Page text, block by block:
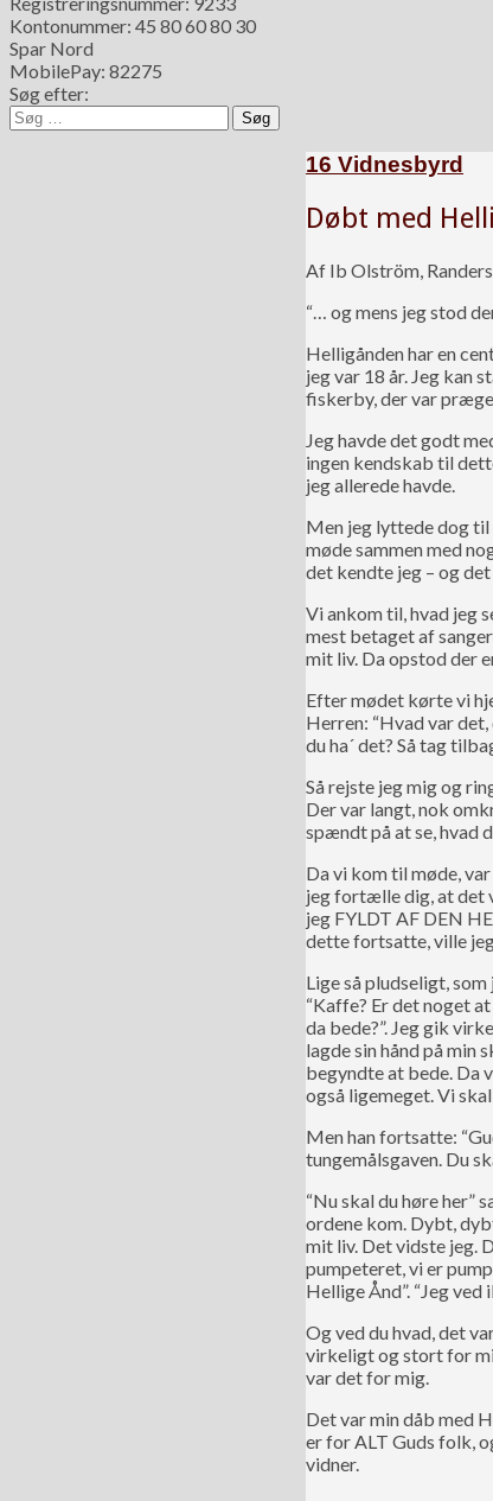
Kontonummer: 45 80 60 80 30
Spar Nord
MobilePay: 82275
Søg efter:
16 Vidnesbyrd
Døbt med
Af Ib Olström, Randers
“… og mens jeg stod
Helligånden har en
jeg var 18 år. Jeg kan
fiskerby, der var
Jeg havde det godt
ingen kendskab til
jeg allerede havde.
Men jeg lyttede dog til
møde sammen med
det kendte jeg – og
Vi ankom til, hvad jeg
mest betaget af
mit liv. Da opstod der
Efter mødet kørte vi
Herren: “Hvad var
du ha´ det? Så tag
Så rejste jeg mig og
Der var langt, nok
spændt på at se, hvad
Da vi kom til møde,
jeg fortælle dig, at det
jeg FYLDT AF DEN
dette fortsatte, ville
Lige så pludseligt,
“Kaffe? Er det noget
da bede?”. Jeg gik
lagde sin hånd på min
begyndte at bede. Da
også ligemeget. Vi skal
Men han fortsatte:
tungemålsgaven. Du
“Nu skal du høre her”
ordene kom. Dybt,
mit liv. Det vidste jeg.
pumpeteret, vi er
Hellige Ånd”. “Jeg ved
Og ved du hvad, det
virkeligt og stort for
var det for mig.
Det var min dåb med
er for ALT Guds folk,
vidner.